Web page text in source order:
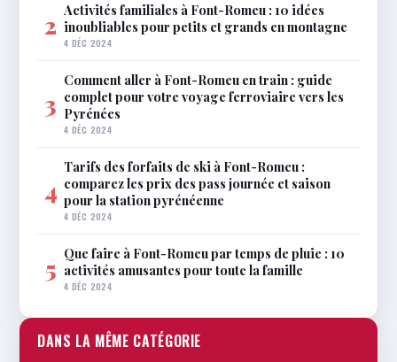
2 Activités familiales à Font-Romeu : 10 idées
inoubliables pour petits et grands en montagne
4 DÉC 2024
3
Comment aller à Font-Romeu en train : guide
complet pour votre voyage ferroviaire vers les
Pyrénées
4 DÉC 2024
4
Tarifs des forfaits de ski à Font-Romeu :
comparez les prix des pass journée et saison
pour la station pyrénéenne
4 DÉC 2024
5 Que faire à Font-Romeu par temps de pluie : 10
activités amusantes pour toute la famille
4 DÉC 2024
DANS LA MÊME CATÉGORIE